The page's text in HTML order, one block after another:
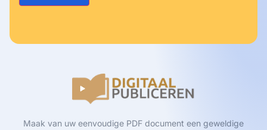
Maak van uw eenvoudige PDF document een geweldige